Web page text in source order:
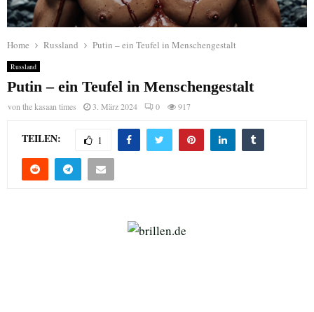
Home Russland Putin – ein Teufel in Menschengestalt
Russland
Putin – ein Teufel in Menschengestalt
von the kasaan times 3. März 2024 0 917
TEILEN: 1